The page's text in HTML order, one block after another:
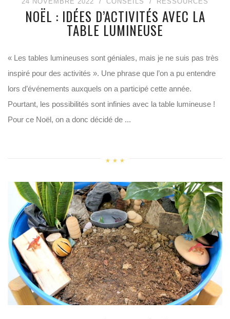
NOËL : IDÉES D’ACTIVITÉS AVEC LA
TABLE LUMINEUSE
« Les tables lumineuses sont géniales, mais je ne suis pas très
inspiré pour des activités ». Une phrase que l’on a pu entendre
lors d’événements auxquels on a participé cette année.
Pourtant, les possibilités sont infinies avec la table lumineuse !
Pour ce Noël, on a donc décidé de ...